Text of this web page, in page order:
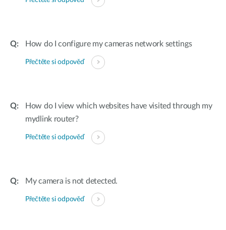
How do I configure my cameras network settings
Přečtěte si odpověď
How do I view which websites have visited through my
mydlink router?
Přečtěte si odpověď
My camera is not detected.
Přečtěte si odpověď